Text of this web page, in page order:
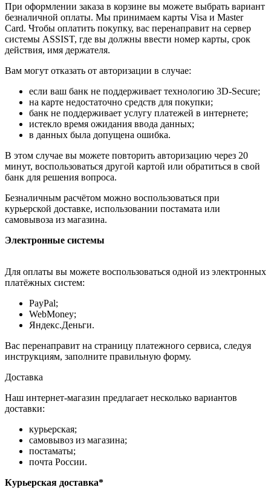
При оформлении заказа в корзине вы можете выбрать вариант
безналичной оплаты. Мы принимаем карты Visa и Master
Card. Чтобы оплатить покупку, вас перенаправит на сервер
системы ASSIST, где вы должны ввести номер карты, срок
действия, имя держателя.
Вам могут отказать от авторизации в случае:
если ваш банк не поддерживает технологию 3D-Secure;
на карте недостаточно средств для покупки;
банк не поддерживает услугу платежей в интернете;
истекло время ожидания ввода данных;
в данных была допущена ошибка.
В этом случае вы можете повторить авторизацию через 20
минут, воспользоваться другой картой или обратиться в свой
банк для решения вопроса.
Безналичным расчётом можно воспользоваться при
курьерской доставке, использовании постамата или
самовывоза из магазина.
Электронные системы
Для оплаты вы можете воспользоваться одной из электронных
платёжных систем:
PayPal;
WebMoney;
Яндекс.Деньги.
Вас перенаправит на страницу платежного сервиса, следуя
инструкциям, заполните правильную форму.
Доставка
Наш интернет-магазин предлагает несколько вариантов
доставки:
курьерская;
самовывоз из магазина;
постаматы;
почта России.
Курьерская доставка*